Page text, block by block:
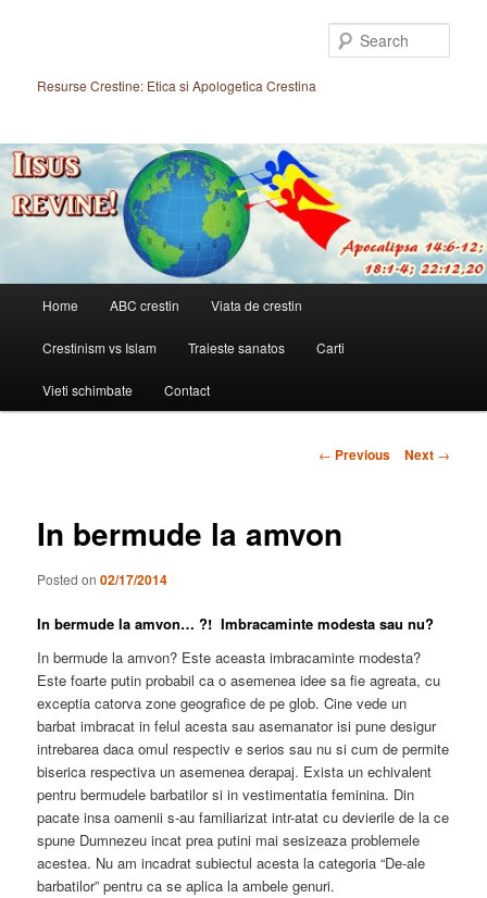
contentResurse Crestine: Etica si Apologetica Crestina
Home ABC crestin Viata de crestin
Crestinism vs Islam Traieste sanatos Carti
Vieti schimbate Contact
Post
← Previous Next →
In bermude la amvon
Posted on02/17/2014
In bermude la amvon… ?! Imbracaminte modesta sau nu?
In bermude la amvon? Este aceasta imbracaminte modesta?
Este foarte putin probabil ca o asemenea idee sa fie agreata, cu
exceptia catorva zone geografice de pe glob. Cine vede un
barbat imbracat in felul acesta sau asemanator isi pune desigur
intrebarea daca omul respectiv e serios sau nu si cum de permite
biserica respectiva un asemenea derapaj. Exista un echivalent
pentru bermudele barbatilor si in vestimentatia feminina. Din
pacate insa oamenii s-au familiarizat intr-atat cu devierile de la ce
spune Dumnezeu incat prea putini mai sesizeaza problemele
acestea. Nu am incadrat subiectul acesta la categoria “De-ale
barbatilor” pentru ca se aplica la ambele genuri.